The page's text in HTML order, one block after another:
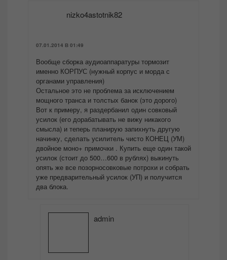
nizko4astotnik82
07.01.2014 В 01:49
Вообще сборка аудиоаппаратуры тормозит
именно КОРПУС (нужный корпус и морда с
органами управления)
Остальное это не проблема за исключением
мощного транса и толстых банок (это дорого)
Вот к примеру, я раздербанил один совковый
усилок (его дорабатывать не вижу никакого
смысла) и теперь планирую запихнуть другую
начинку, сделать усилитель чисто КОНЕЦ (УМ)
двойное моно+ примочки . Купить еще один такой
усилок (стоит до 500…600 в рублях) выкинуть
опять же все позорносовковые потрохи и собрать
уже предварительный усилок (УП) и получится
два блока.
admin